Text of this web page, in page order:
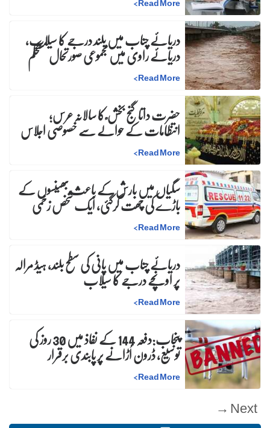
دریائے چناب میں بلند درجے کا سیلاب،
دریائے راوی میں مجموعی صورتحال مستحکم
Read More
>
حضرت داتا گنج بخش ؒ کا سالانہ عرس;
انتظامات کے حوالے سے خصوصی اجلاس
Read More
>
سگیاں میں بارش کے باعث بھینسوں کے
باڑے کی چھت گرگئی، ایک شخص زخمی
Read More
>
دریائے چناب میں پانی کی سطح بلند، ہیڈ مرالہ
پر اونچے درجے کا سیلاب
Read More
>
پنجاب:دفعہ 144 کے نفاذ میں 30 روز کیتوسیع، ڈرون اُڑانے پر پابندی برقرار
Read More
>
Next →